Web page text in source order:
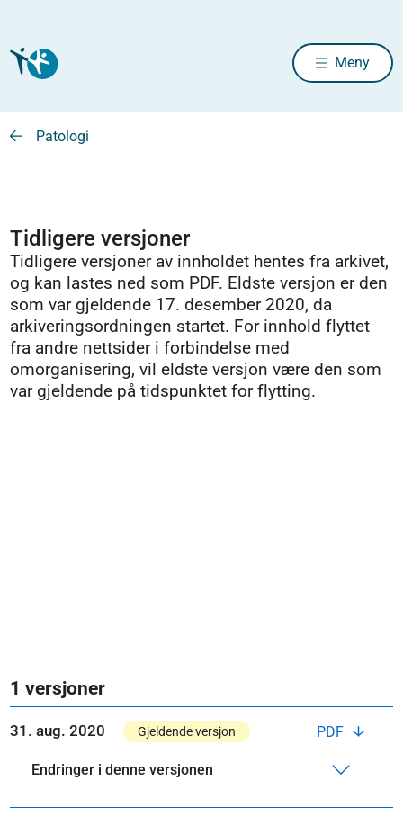
Meny
Patologi
Tidligere versjoner
Tidligere versjoner av innholdet hentes fra arkivet,
og kan lastes ned som PDF. Eldste versjon er den
som var gjeldende 17. desember 2020, da
arkiveringsordningen startet. For innhold flyttet
fra andre nettsider i forbindelse med
omorganisering, vil eldste versjon være den som
var gjeldende på tidspunktet for flytting.
1 versjoner
PDF
31. aug. 2020 Gjeldende versjon
Endringer i denne versjonen